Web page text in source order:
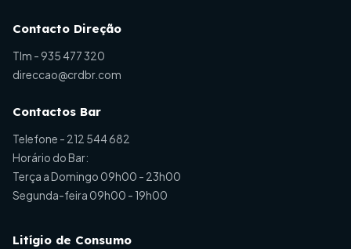
Contacto Direção
Tlm - 935 477 320
direccao@crdbr.com
Contactos Bar
Telefone - 212 544 682
Horário do Bar:
Terça a Domingo 09h00 - 23h00
Segunda-feira 09h00 - 19h00
Litígio de Consumo